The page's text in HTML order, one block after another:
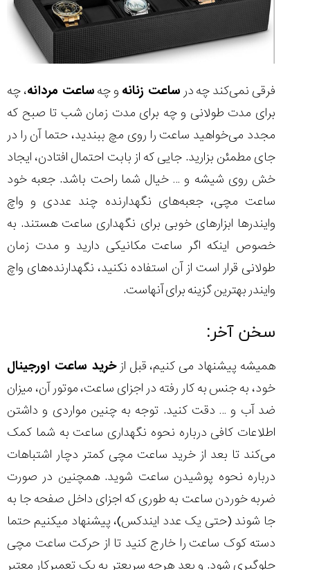
فرقی نمی‌کند چه در ساعت زنانه و چهساعت مردانه، چه
برای مدت طولانی و چه برای مدت زمان شب تا صبح که
مجدد می‌خواهید ساعت را روی مچ ببندید، حتما آن را در
جای مطمئن بزارید. جایی که از بابت احتمال افتادن، ایجاد
خش روی شیشه و … خیال شما راحت باشد. جعبه خود
ساعت مچی، جعبه‌های نگهدارنده چند عددی و واچ
وایندر‌ها ابزار‌های خوبی برای نگهداری ساعت هستند. به
خصوص اینکه اگر ساعت مکانیکی دارید و مدت زمان
طولانی قرار است از آن استفاده نکنید، نگهدارنده‌های واچ
وایندر بهترین گزینه برای آنهاست.
سخن آخر:
همیشه پیشنهاد می کنیم، قبل ازخرید ساعت اورجینال
خود، به جنس به کار رفته در اجزای ساعت، موتور آن، میزان
ضد آب و … دقت کنید. توجه به چنین مواردی و داشتن
اطلاعات کافی درباره نحوه نگهداری ساعت به شما کمک
می‌کند تا بعد از خرید ساعت مچی کمتر دچار اشتباهات
درباره نحوه پوشیدن ساعت شوید. همچنین در صورت
ضربه خوردن ساعت به طوری که اجزای داخل صفحه جا به
جا شوند (حتی یک عدد ایندکس)، پیشنهاد میکنیم حتما
دسته کوک ساعت را خارج کنید تا از حرکت ساعت مچی
جلوگیری شود. و بعد هرچه سریعتر به یک تعمیرکار معتبر